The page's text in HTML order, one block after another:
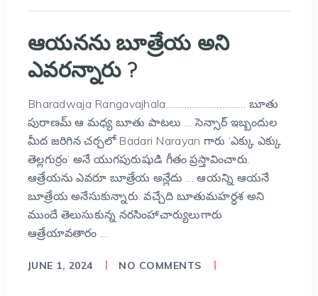
ఆయనను బూత్రేయ అని
ఎవరన్నారు ?
Bharadwaja Rangavajhala………………………… బూతు
పురాణమ్ ఆ మధ్య బూతు పాట‌లు … సెన్సార్ ఇబ్బందుల
మీద జ‌రిగిన చ‌ర్చ‌లో Badari Narayan గారు ‘ఎక్కు ఎక్కు
తెల్లగుర్రం’ అనే యుగ‌పురుషుడి గీతం ప్ర‌స్తావించారు.
ఆత్రేయ‌ను ఎవ‌రూ బూత్రేయ అన్లేదు … ఆయ‌న్ని ఆయ‌నే
బూత్రేయ అనేసుకున్నారు. వ‌చ్చేది బూతుమ‌హ‌ర్ధ‌శ అని
ముందే తెలుసుకున్న న‌ర‌సింహాచార్యులుగారు
ఆత్రేయావ‌తారం …
JUNE 1, 2024 NO COMMENTS